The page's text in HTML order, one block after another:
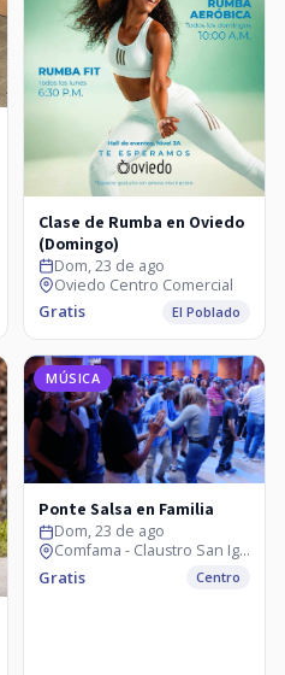
Clase de Rumba en Oviedo
(Domingo)
Dom, 23 de ago
Oviedo Centro Comercial
Gratis El Poblado
MÚSICA
Ponte Salsa en Familia
Dom, 23 de ago
Comfama - Claustro San Ignacio
Gratis Centro